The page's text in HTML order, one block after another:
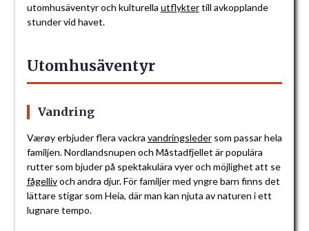
utomhusäventyr och kulturella utflyktertill avkopplande
stunder vid havet.
Utomhusäventyr
Vandring
Værøy erbjuder flera vackra vandringsledersom passar hela
familjen. Nordlandsnupen och Måstadfjellet är populära
rutter som bjuder på spektakulära vyer och möjlighet att se
fågellivoch andra djur. För familjer med yngre barn finns det
lättare stigar som Heia, där man kan njuta av naturen i ett
lugnare tempo.